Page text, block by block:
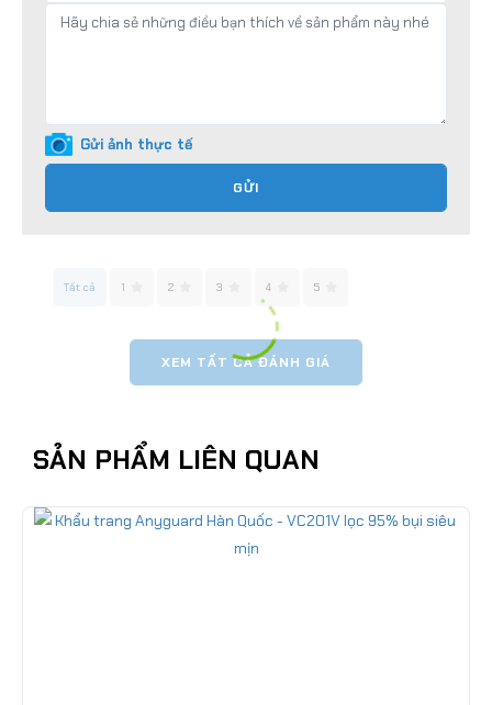
Gửi ảnh thực tế
GỬI
Tất cả 1 2 3 4 5
XEM TẤT CẢ ĐÁNH GIÁ
SẢN PHẨM LIÊN QUAN